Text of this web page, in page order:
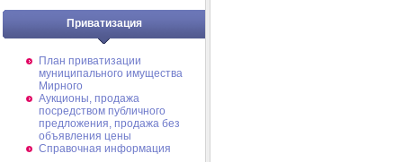
Приватизация
План приватизации
муниципального имущества
Мирного
Аукционы, продажа
посредством публичного
предложения, продажа без
объявления цены
Справочная информация